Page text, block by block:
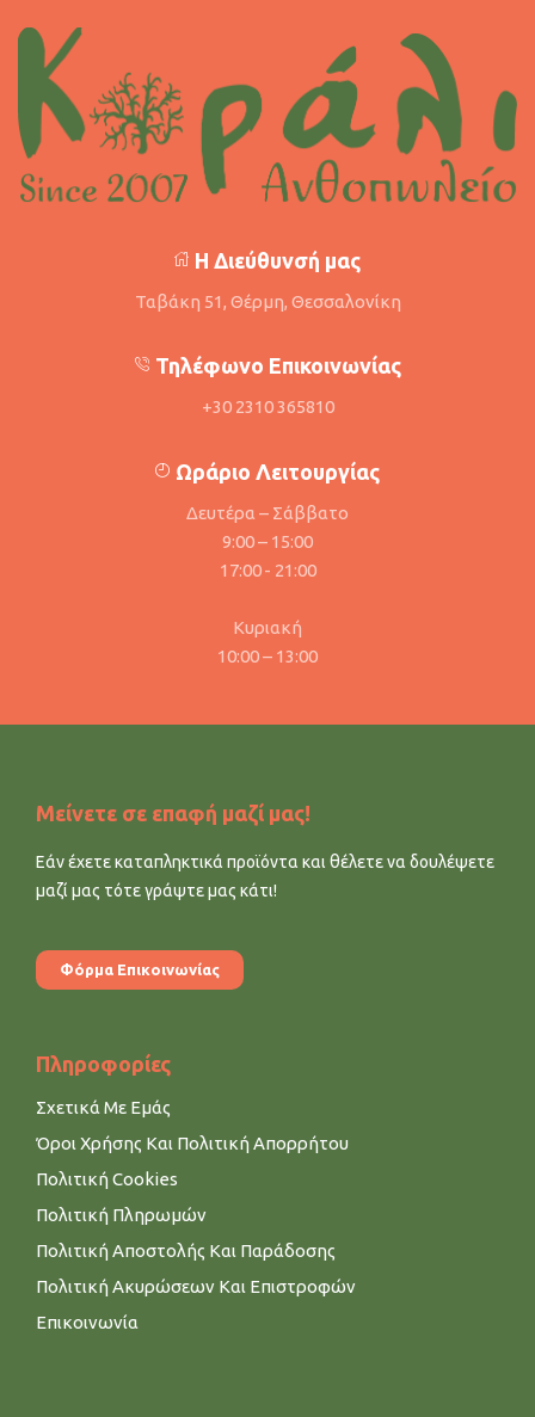
Η Διεύθυνσή μας
Ταβάκη 51, Θέρμη, Θεσσαλονίκη
Τηλέφωνο Επικοινωνίας
+30 2310 365810
Ωράριο Λειτουργίας
Δευτέρα – Σάββατο
9:00 – 15:00
17:00 - 21:00
Κυριακή
10:00 – 13:00
Μείνετε σε επαφή μαζί μας!
Εάν έχετε καταπληκτικά προϊόντα και θέλετε να δουλέψετε
μαζί μας τότε γράψτε μας κάτι!
Φόρμα Επικοινωνίας
Πληροφορίες
Σχετικά Με Εμάς
Όροι Χρήσης Και Πολιτική Απορρήτου
Πολιτική Cookies
Πολιτική Πληρωμών
Πολιτική Αποστολής Και Παράδοσης
Πολιτική Ακυρώσεων Και Επιστροφών
Επικοινωνία